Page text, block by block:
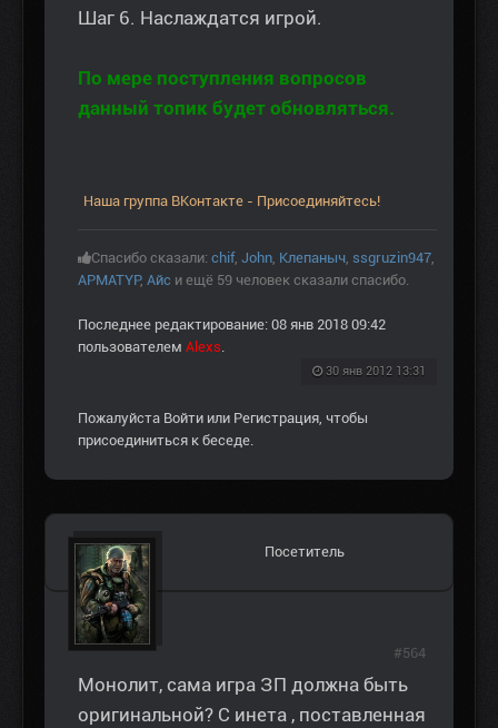
Шаг 6. Наслаждатся игрой.
По мере поступления вопросов
данный топик будет обновляться.
Наша группа ВКонтакте - Присоединяйтесь!
Спасибо сказали: chif, John, Клепаныч, ssgruzin947,
APMATYP, Aйс и ещё 59 человек сказали спасибо.
Последнее редактирование: 08 янв 2018 09:42
пользователем Alexs.
30 янв 2012 13:31
Пожалуйста Войти или Регистрация, чтобы
присоединиться к беседе.
Посетитель
Монолит, сама игра ЗП должна быть
оригинальной? С инета , поставленная
#564